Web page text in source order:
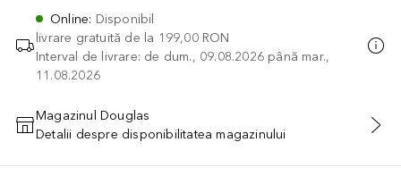
Online: Disponibil
livrare gratuită de la 199,00 RON
Interval de livrare: de dum., 09.08.2026 până mar.,
11.08.2026
ADĂUGAȚI ÎN COŞ
Magazinul Douglas
Detalii despre disponibilitatea magazinului